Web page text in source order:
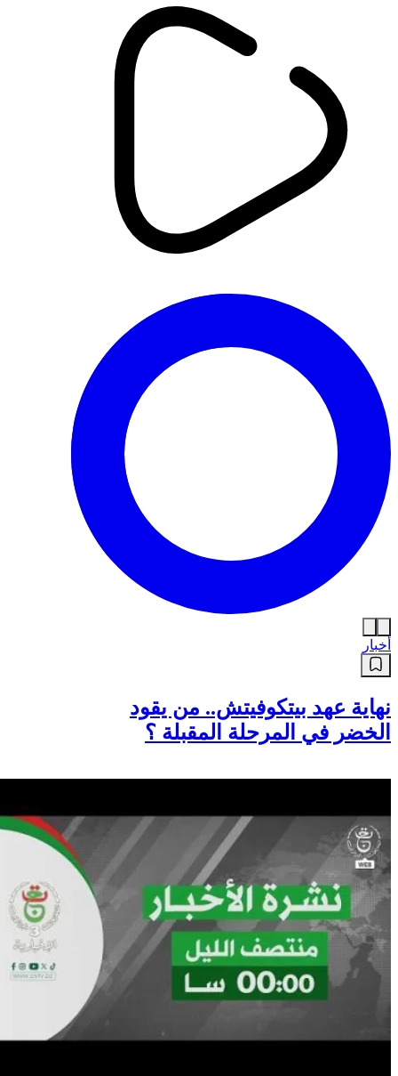
أخبار
نهاية عهد بيتكوفيتش.. من يقود
الخضر في المرحلة المقبلة ؟